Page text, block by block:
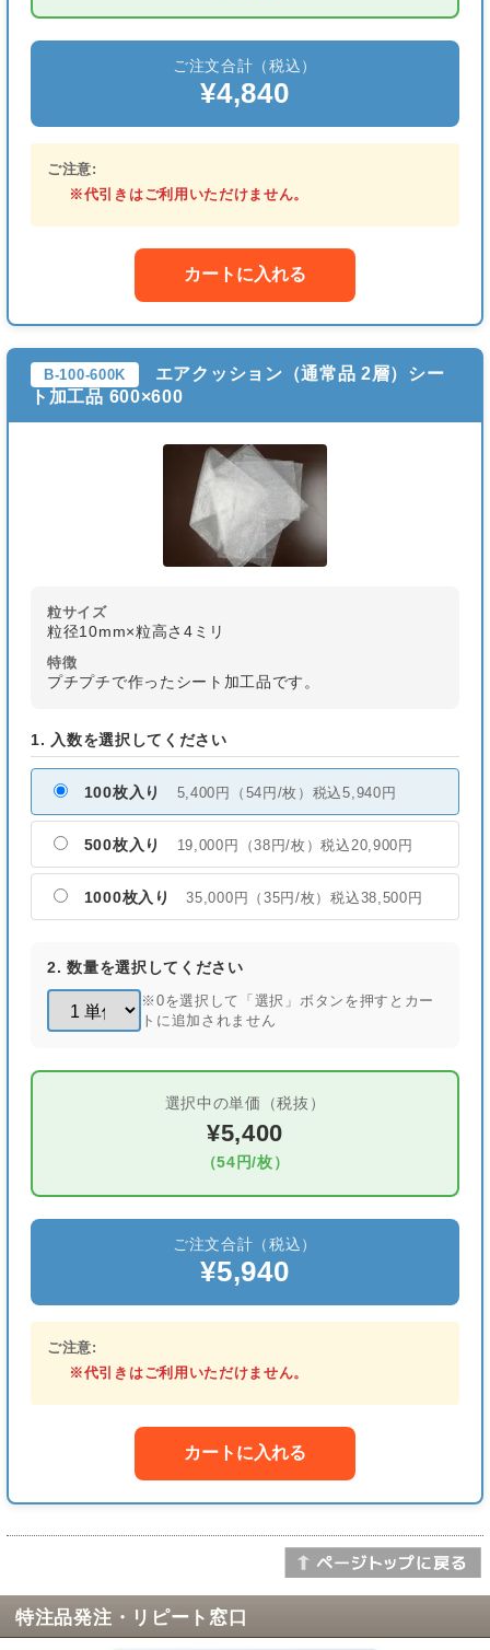
ご注文合計（税込）
¥4,840
ご注意:
※代引きはご利用いただけません。
カートに入れる
B-100-600K
エアクッション（通常品 2層）シー
ト加工品 600×600
粒サイズ
粒径10mm×粒高さ4ミリ
特徴
プチプチで作ったシート加工品です。
1. 入数を選択してください
100枚入り 5,400円（54円/枚）税込5,940円
500枚入り 19,000円（38円/枚）税込20,900円
1000枚入り 35,000円（35円/枚）税込38,500円
2. 数量を選択してください
※0を選択して「選択」ボタンを押すとカー
トに追加されません
選択中の単価（税抜）
¥5,400
（54円/枚）
ご注文合計（税込）
¥5,940
ご注意:
※代引きはご利用いただけません。
カートに入れる
特注品発注・リピート窓口